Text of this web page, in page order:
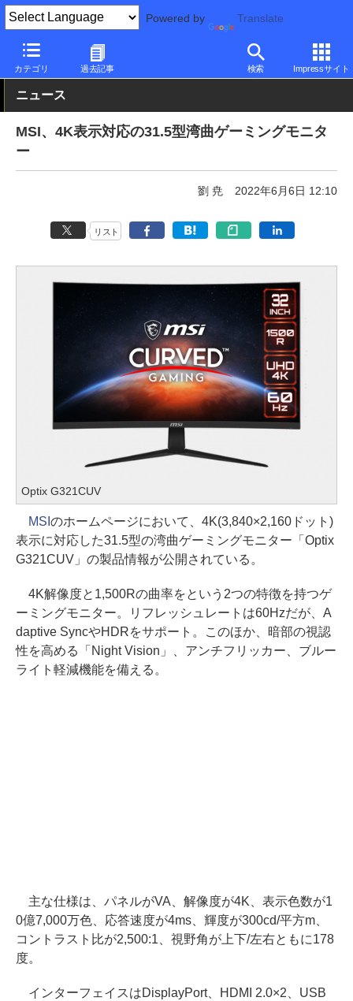
Powered by Translate
カテゴリ 過去記事 検索 Impressサイト
PC Watch 半導体/周辺機器
ニュース
MSI、4K表示対応の31.5型湾曲ゲーミングモニタ
ー
劉 尭 2022年6月6日 12:10
リスト
Optix G321CUV
MSI のホームページにおいて、4K(3,840×2,160ドット)
表示に対応した31.5型の湾曲ゲーミングモニター「Optix
G321CUV」の製品情報が公開されている。
4K解像度と1,500Rの曲率をという2つの特徴を持つゲ
ーミングモニター。リフレッシュレートは60Hzだが、A
daptive SyncやHDRをサポート。このほか、暗部の視認
性を高める「Night Vision」、アンチフリッカー、ブルー
ライト軽減機能を備える。
主な仕様は、パネルがVA、解像度が4K、表示色数が1
0億7,000万色、応答速度が4ms、輝度が300cd/平方m、
コントラスト比が2,500:1、視野角が上下/左右ともに178
度。
インターフェイスはDisplayPort、HDMI 2.0×2、USB